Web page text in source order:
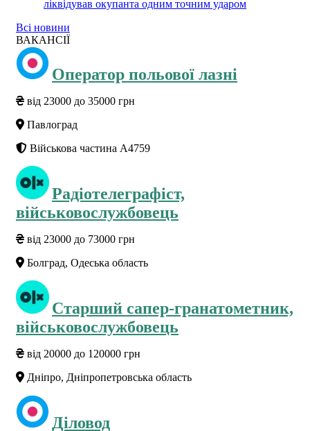
ліквідував окупанта одним точним ударом
Всі новини
ВАКАНСІЇ
Оператор польової лазні
від 23000 до 35000 грн
Павлоград
Військова частина А4759
Радіотелеграфіст,
військовослужбовець
від 23000 до 73000 грн
Болград, Одеська область
Старший сапер-гранатометник,
військовослужбовець
від 20000 до 120000 грн
Дніпро, Дніпропетровська область
Діловод